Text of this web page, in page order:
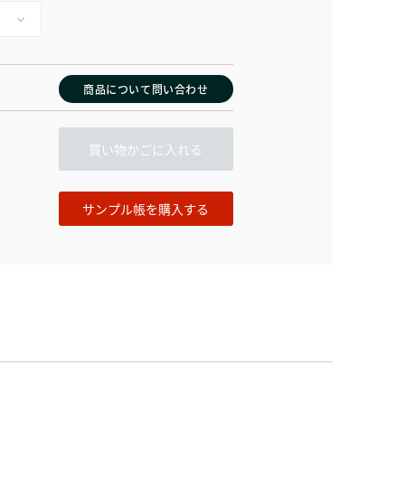
商品について問い合わせ
買い物かごに入れる